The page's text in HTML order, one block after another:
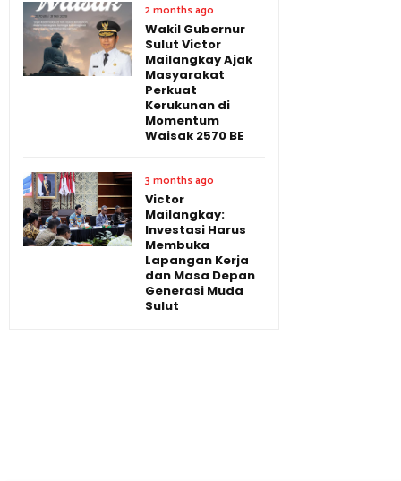
2 months ago
Wakil Gubernur
Sulut Victor
Mailangkay Ajak
Masyarakat
Perkuat
Kerukunan di
Momentum
Waisak 2570 BE
3 months ago
Victor
Mailangkay:
Investasi Harus
Membuka
Lapangan Kerja
dan Masa Depan
Generasi Muda
Sulut